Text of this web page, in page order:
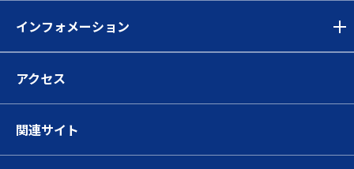
インフォメーション
アクセス
関連サイト